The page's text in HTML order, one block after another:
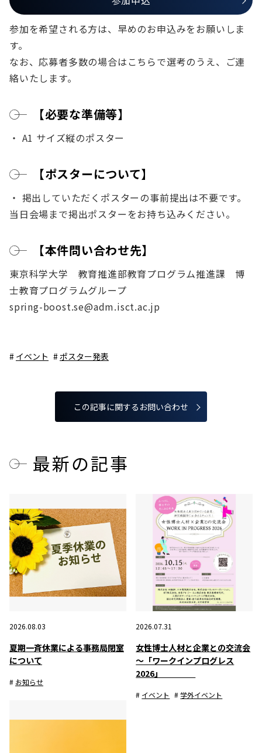
参加を希望される方は、早めのお申込みをお願いしま
す。
なお、応募者多数の場合はこちらで選考のうえ、ご連
絡いたします。
【必要な準備等】
・ A1 サイズ縦のポスター
【ポスターについて】
・ 掲出していただくポスターの事前提出は不要です。
当日会場まで掲出ポスターをお持ち込みください。
【本件問い合わせ先】
東京科学大学 教育推進部教育プログラム推進課 博
士教育プログラムグループ
spring-boost.se@adm.isct.ac.jp
イベント ポスター発表
この記事に関するお問い合わせ
最新の記事
2026.08.03
夏期一斉休業による事務局閉室
について
お知らせ
2026.07.31
女性博士人材と企業との交流会
～「ワークインプログレス
2026」
イベント 学外イベント